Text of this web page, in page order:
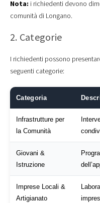
Nota: i richiedenti devono
comunità di Longano.
2. Categorie
I richiedenti possono
seguenti categorie:
Categoria
Infrastrutture per
la Comunità
Giovani &
Istruzione
Imprese Locali &
Artigianato